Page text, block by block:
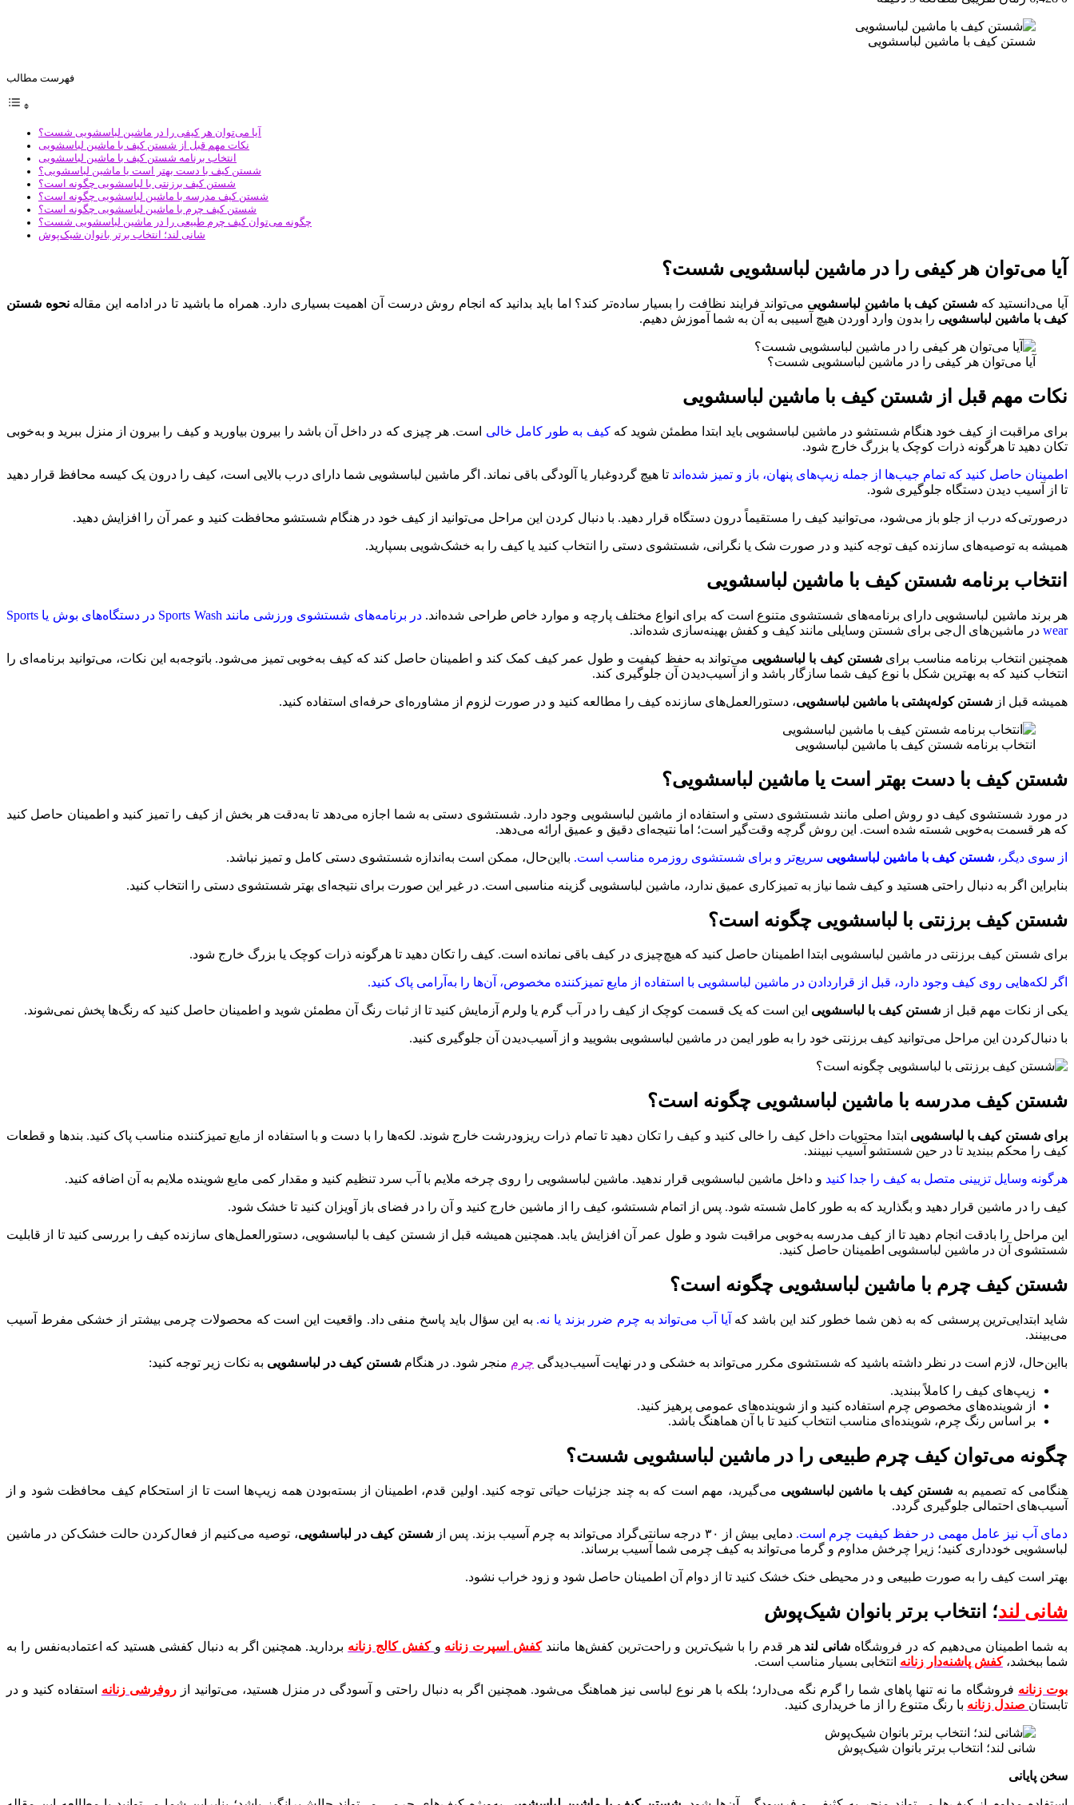
شستن کیف با ماشین لباسشویی
فهرست مطالب
آیا می‌توان هر کیفی را در ماشین لباسشویی شست؟
نکات مهم قبل از شستن کیف با ماشین لباسشویی
انتخاب برنامه شستن کیف با ماشین لباسشویی
شستن کیف با دست بهتر است یا ماشین لباسشویی؟
شستن کیف برزنتی با لباسشویی چگونه است؟
شستن کیف مدرسه با ماشین لباسشویی چگونه است؟
شستن کیف چرم با ماشین لباسشویی چگونه است؟
چگونه می‌توان کیف چرم طبیعی را در ماشین لباسشویی شست؟
شانی لند؛ انتخاب برتر بانوان شیک‌پوش
آیا می‌توان هر کیفی را در ماشین لباسشویی شست؟
آیا می‌دانستید کهشستن کیف با ماشین لباسشویی می‌تواند فرایند نظافت را بسیار ساده‌تر کند؟ اما باید بدانید که انجام روش درست آن اهمیت بسیاری دارد. همراه ما باشید تا در ادامه این مقالهنحوه شستن
کیف با ماشین لباسشویی را بدون وارد آوردن هیچ آسیبی به آن به شما آموزش دهیم.
آیا می‌توان هر کیفی را در ماشین لباسشویی شست؟
نکات مهم قبل از شستن کیف با ماشین لباسشویی
برای مراقبت از کیف خود هنگام شستشو در ماشین لباسشویی باید ابتدا مطمئن شوید کهکیف به طور کامل خالی است. هر چیزی که در داخل آن باشد را بیرون بیاورید و کیف را بیرون از منزل ببرید و به‌خوبی
تکان دهید تا هرگونه ذرات کوچک یا بزرگ خارج شود.
اطمینان حاصل کنید که تمام جیب‌ها از جمله زیپ‌های پنهان، باز و تمیز شده‌اند تا هیچ گردوغبار یا آلودگی باقی نماند. اگر ماشین لباسشویی شما دارای درب بالایی است، کیف را درون یک کیسه محافظ قرار دهید
تا از آسیب ‌دیدن دستگاه جلوگیری شود.
درصورتی‌که درب از جلو باز می‌شود، می‌توانید کیف را مستقیماً درون دستگاه قرار دهید. با دنبال ‌کردن این مراحل می‌توانید از کیف خود در هنگام شستشو محافظت کنید و عمر آن را افزایش دهید.
همیشه به توصیه‌های سازنده کیف توجه کنید و در صورت شک یا نگرانی، شستشوی دستی را انتخاب کنید یا کیف را به خشک‌شویی بسپارید.
انتخاب برنامه شستن کیف با ماشین لباسشویی
هر برند ماشین لباسشویی دارای برنامه‌های شستشوی متنوع است که برای انواع مختلف پارچه و موارد خاص طراحی شده‌اند.
در برنامه‌های شستشوی ورزشی مانند Sports Wash در دستگاه‌های بوش یا Sports
wear در ماشین‌های ال‌جی برای شستن وسایلی مانند کیف و کفش بهینه‌سازی شده‌اند.
همچنین انتخاب برنامه مناسب برای شستن کیف با لباسشویی می‌تواند به حفظ کیفیت و طول عمر کیف کمک کند و اطمینان حاصل کند که کیف به‌خوبی تمیز می‌شود. باتوجه‌به این نکات، می‌توانید برنامه‌ای را
انتخاب کنید که به بهترین شکل با نوع کیف شما سازگار باشد و از آسیب‌دیدن آن جلوگیری کند.
همیشه قبل از شستن کوله‌پشتی با ماشین لباسشویی، دستورالعمل‌های سازنده کیف را مطالعه کنید و در صورت لزوم از مشاوره‌ای حرفه‌ای استفاده کنید.
انتخاب برنامه شستن کیف با ماشین لباسشویی
شستن کیف با دست بهتر است یا ماشین لباسشویی؟
در مورد شستشوی کیف دو روش اصلی مانند شستشوی دستی و استفاده از ماشین لباسشویی وجود دارد. شستشوی دستی به شما اجازه می‌دهد تا به‌دقت هر بخش از کیف را تمیز کنید و اطمینان حاصل کنید
که هر قسمت به‌خوبی شسته شده است. این روش گرچه وقت‌گیر است؛ اما نتیجه‌ای دقیق و عمیق ارائه می‌دهد.
از سوی دیگر، شستن کیف با ماشین لباسشویی سریع‌تر و برای شستشوی روزمره مناسب است. بااین‌حال، ممکن است به‌اندازه شستشوی دستی کامل و تمیز نباشد.
بنابراین اگر به دنبال راحتی هستید و کیف شما نیاز به تمیزکاری عمیق ندارد، ماشین لباسشویی گزینه مناسبی است. در غیر این صورت برای نتیجه‌ای بهتر شستشوی دستی را انتخاب کنید.
شستن کیف برزنتی با لباسشویی چگونه است؟
برای شستن کیف برزنتی در ماشین لباسشویی ابتدا اطمینان حاصل کنید که هیچ‌چیزی در کیف باقی نمانده است. کیف را تکان دهید تا هرگونه ذرات کوچک یا بزرگ خارج شود.
اگر لکه‌هایی روی کیف وجود دارد، قبل از قراردادن در ماشین لباسشویی با استفاده از مایع تمیزکننده مخصوص، آن‌ها را به‌آرامی پاک کنید.
یکی از نکات مهم قبل از شستن کیف با لباسشویی این است که یک قسمت کوچک از کیف را در آب گرم یا ولرم آزمایش کنید تا از ثبات رنگ آن مطمئن شوید و اطمینان حاصل کنید که رنگ‌ها پخش نمی‌شوند.
با دنبال‌کردن این مراحل می‌توانید کیف برزنتی خود را به طور ایمن در ماشین لباسشویی بشویید و از آسیب‌دیدن آن جلوگیری کنید.
شستن کیف مدرسه با ماشین لباسشویی چگونه است؟
برای شستن کیف با لباسشویی ابتدا محتویات داخل کیف را خالی کنید و کیف را تکان دهید تا تمام ذرات ریزودرشت خارج شوند. لکه‌ها را با دست و با استفاده از مایع تمیزکننده مناسب پاک کنید. بندها و قطعات
کیف را محکم ببندید تا در حین شستشو آسیب نبینند.
هرگونه وسایل تزیینی متصل به کیف را جدا کنید و داخل ماشین لباسشویی قرار ندهید. ماشین لباسشویی را روی چرخه ملایم با آب سرد تنظیم کنید و مقدار کمی مایع شوینده ملایم به آن اضافه کنید.
کیف را در ماشین قرار دهید و بگذارید که به طور کامل شسته شود. پس از اتمام شستشو، کیف را از ماشین خارج کنید و آن را در فضای باز آویزان کنید تا خشک شود.
این مراحل را بادقت انجام دهید تا از کیف مدرسه به‌خوبی مراقبت شود و طول عمر آن افزایش یابد. همچنین همیشه قبل از شستن کیف با لباسشویی، دستورالعمل‌های سازنده کیف را بررسی کنید تا از قابلیت
شستشوی آن در ماشین لباسشویی اطمینان حاصل کنید.
شستن کیف چرم با ماشین لباسشویی چگونه است؟
شاید ابتدایی‌ترین پرسشی که به ذهن شما خطور کند این باشد که آیا آب می‌تواند به چرم ضرر بزند یا نه. به این سؤال باید پاسخ منفی داد. واقعیت این است که محصولات چرمی بیشتر از خشکی مفرط آسیب
می‌بینند.
بااین‌حال، لازم است در نظر داشته باشید که شستشوی مکرر می‌تواند به خشکی و در نهایت آسیب‌دیدگی چرم منجر شود. در هنگام شستن کیف در لباسشویی به نکات زیر توجه کنید:
زیپ‌های کیف را کاملاً ببندید.
از شوینده‌های مخصوص چرم استفاده کنید و از شوینده‌های عمومی پرهیز کنید.
بر اساس رنگ چرم، شوینده‌ای مناسب انتخاب کنید تا با آن هماهنگ باشد.
چگونه می‌توان کیف چرم طبیعی را در ماشین لباسشویی شست؟
هنگامی که تصمیم به شستن کیف با ماشین لباسشویی می‌گیرید، مهم است که به چند جزئیات حیاتی توجه کنید. اولین قدم، اطمینان از بسته‌بودن همه زیپ‌ها است تا از استحکام کیف محافظت شود و از
آسیب‌های احتمالی جلوگیری گردد.
دمای آب نیز عامل مهمی در حفظ کیفیت چرم است. دمایی بیش از ۳۰ درجه سانتی‌گراد می‌تواند به چرم آسیب بزند. پس از شستن کیف در لباسشویی، توصیه می‌کنیم از فعال‌کردن حالت خشک‌کن در ماشین
لباسشویی خودداری کنید؛ زیرا چرخش مداوم و گرما می‌تواند به کیف چرمی شما آسیب برساند.
بهتر است کیف را به ‌صورت طبیعی و در محیطی خنک خشک کنید تا از دوام آن اطمینان حاصل شود و زود خراب نشود.
شانی لند؛ انتخاب برتر بانوان شیک‌پوش
به شما اطمینان می‌دهیم که در فروشگاه شانی لند هر قدم را با شیک‌ترین و راحت‌ترین کفش‌ها مانندکفش اسپرت زنانه و کفش کالج زنانه بردارید. همچنین اگر به دنبال کفشی هستید که اعتمادبه‌نفس را به
شما ببخشد،کفش پاشنه‌دار زنانه انتخابی بسیار مناسب است.
بوت زنانه فروشگاه ما نه تنها پاهای شما را گرم نگه می‌دارد؛ بلکه با هر نوع لباسی نیز هماهنگ می‌شود. همچنین اگر به دنبال راحتی و آسودگی در منزل هستید، می‌توانید ازروفرشی زنانه استفاده کنید و در
تابستان صندل زنانه با رنگ متنوع را از ما خریداری کنید.
شانی لند؛ انتخاب برتر بانوان شیک‌پوش
سخن پایانی